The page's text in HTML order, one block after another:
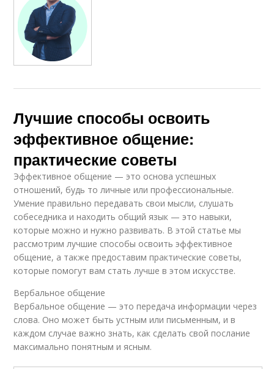
Лучшие способы освоить
эффективное общение:
практические советы
Эффективное общение — это основа успешных
отношений, будь то личные или профессиональные.
Умение правильно передавать свои мысли, слушать
собеседника и находить общий язык — это навыки,
которые можно и нужно развивать. В этой статье мы
рассмотрим лучшие способы освоить эффективное
общение, а также предоставим практические советы,
которые помогут вам стать лучше в этом искусстве.
Вербальное общение
Вербальное общение — это передача информации через
слова. Оно может быть устным или письменным, и в
каждом случае важно знать, как сделать свой послание
максимально понятным и ясным.